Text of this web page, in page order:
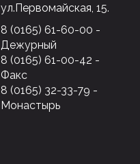
ул.Первомайская, 15.
8 (0165) 61-60-00 -
Дежурный
8 (0165) 61-00-42 -
Факс
8 (0165) 32-33-79 -
Монастырь